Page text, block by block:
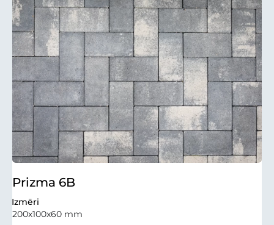
Prizma 6B
Izmēri
200x100x60 mm